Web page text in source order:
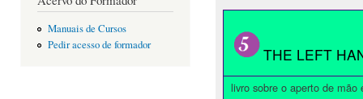
Manuais de Cursos
Pedir acesso de formador
THE LEFT
livro sobre o aperto de mão